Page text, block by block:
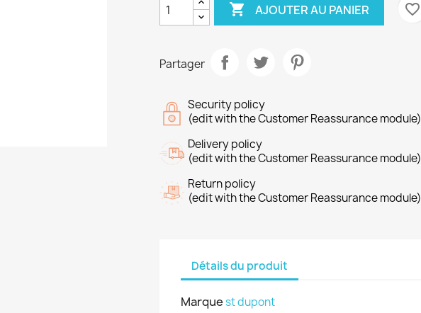
 AJOUTER AU PANIER favorite_border
Partager
Security policy
(edit with the Customer Reassurance module)
Delivery policy
(edit with the Customer Reassurance module)
Return policy
(edit with the Customer Reassurance module)
Détails du produit
Marquest dupont